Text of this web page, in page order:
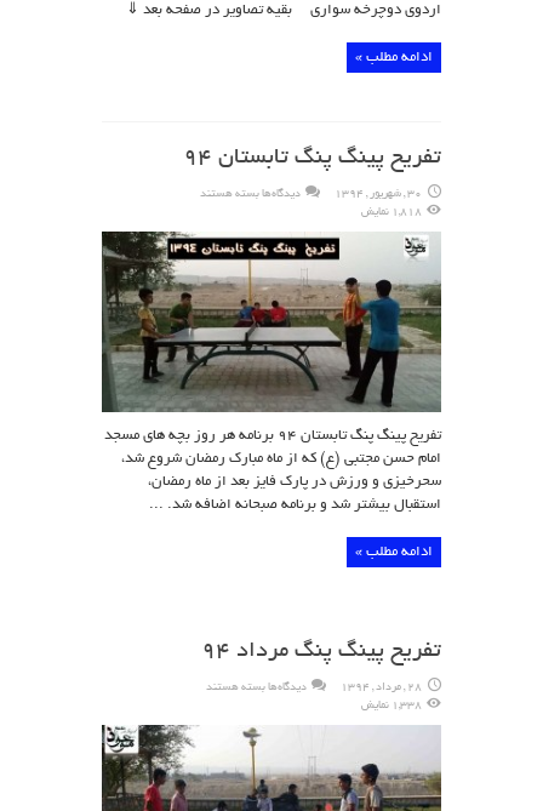
اردوی دوچرخه سواری بقیه تصاویر در صفحه بعد ⇓
ادامه مطلب »
تفریح پینگ پنگ تابستان ۹۴
30 , شهریور , 1394 دیدگاه‌ها برای
تابستان
۹۴
بسته هستند
1,818 نمایش
تفریح پینگ پنگ تابستان ۹۴ برنامه هر روز بچه های مسجد
امام حسن مجتبی (ع) که از ماه مبارک رمضان شروع شد،
سحرخیزی و ورزش در پارک فایز بعد از ماه رمضان،
استقبال بیشتر شد و برنامه صبحانه اضافه شد. ...
ادامه مطلب »
تفریح پینگ پنگ مرداد ۹۴
28 , مرداد , 1394 دیدگاه‌ها برای
مرداد
۹۴
بسته هستند
1,338 نمایش